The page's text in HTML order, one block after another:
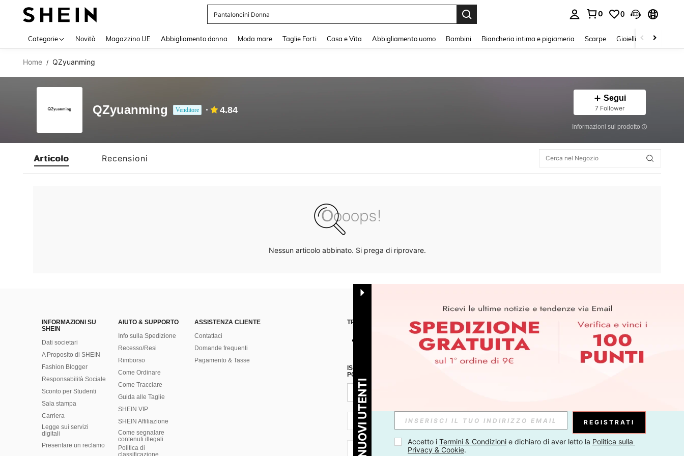
Pantaloncini Donna
0 0
Categorie Novità Magazzino UE Abbigliamento donna Moda mare Taglie Forti Casa e Vita Abbigliamento uomo Bambini Biancheria intima e pigiameria Scarpe Gioielli E Accessori
Home / QZyuanming
QZyuanming Venditore 4.84
Segui
7 Follower
Informazioni sul prodotto
Articolo Recensioni
Nessun articolo abbinato. Si prega di riprovare.
INFORMAZIONI SU
SHEIN
Dati societari
A Proposito di SHEIN
Fashion Blogger
Responsabilità Sociale
Sconto per Studenti
Sala stampa
Carriera
Legge sui servizi
digitali
Presentare un reclamo
AIUTO & SUPPORTO
Info sulla Spedizione
Recesso/Resi
Rimborso
Come Ordinare
Come Tracciare
Guida alle Taglie
SHEIN VIP
SHEIN Affiliazione
Come segnalare
contenuti illegali
Politica di
classificazione
ASSISTENZA CLIENTE
Contattaci
Domande frequenti
Pagamento & Tasse
TROVACI SU APP
ISCRIVITI ALLA NOSTRA NEWSLETTER PER SCOPRIRE LE ULTIME TENDENZE IN ANTEPRIMA! (È
POSSIBILE ANNULLARE LA SOTTOSCRIZIONE IN QUALSIASI MOMENTO).
IT + 39 Abbonati
IT + 39
PER I NUOVI UTENTI REGISTRATI
Accetto i Termini & Condizioni e dichiaro di aver letto la Politica sulla
Privacy & Cookie.